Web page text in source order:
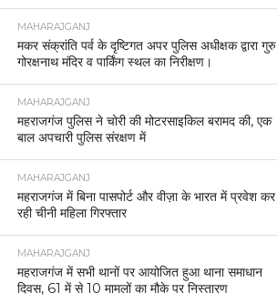
MAHARAJGANJ
मकर संक्रांति पर्व के दृष्टिगत अपर पुलिस अधीक्षक द्वारा गुरु
गोरक्षनाथ मंदिर व पार्किंग स्थल का निरीक्षण।
MAHARAJGANJ
महराजगंज पुलिस ने चोरी की मोटरसाइकिल बरामद की, एक
बाल अपचारी पुलिस संरक्षण में
MAHARAJGANJ
महराजगंज में बिना पासपोर्ट और वीज़ा के भारत में प्रवेश कर
रही चीनी महिला गिरफ्तार
MAHARAJGANJ
महराजगंज में सभी थानों पर आयोजित हुआ थाना समाधान
दिवस, 61 में से 10 मामलों का मौके पर निस्तारण